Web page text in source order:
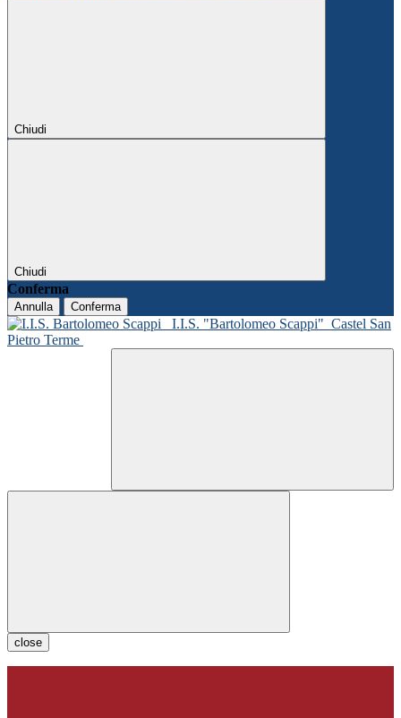
Chiudi
Chiudi
Conferma
Annulla Conferma
I.I.S. "Bartolomeo Scappi" Castel San
Pietro Terme
close